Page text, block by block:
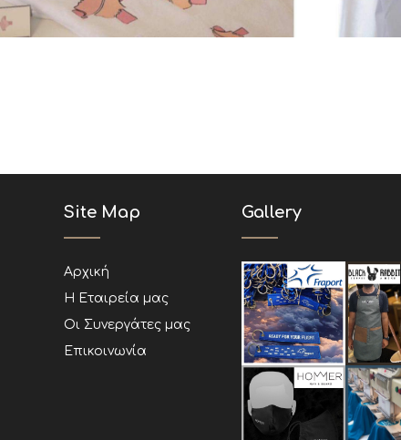
Site Map
Αρχική
Η Εταιρεία μας
Οι Συνεργάτες μας
Επικοινωνία
Gallery